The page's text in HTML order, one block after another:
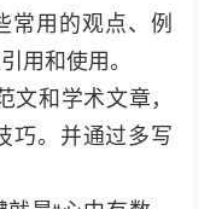
常用的观点、例
用和使用。
文和学术文章，
巧。并通过多写